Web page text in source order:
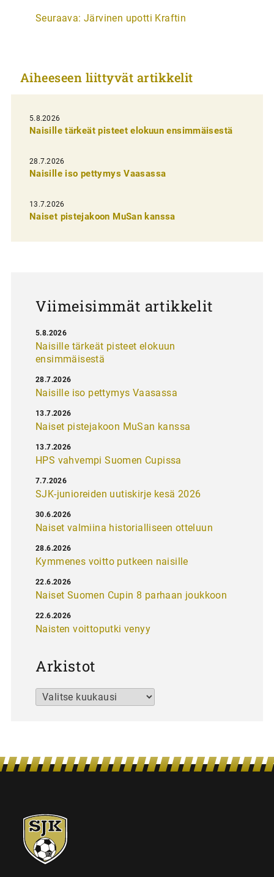
t
k
e
l
i
e
n
e
Seuraava: Järvinen upotti Kraftin
Aiheeseen liittyvät artikkelit
5.8.2026
Naisille tärkeät pisteet elokuun ensimmäisestä
28.7.2026
Naisille iso pettymys Vaasassa
13.7.2026
Naiset pistejakoon MuSan kanssa
Viimeisimmät artikkelit
Naisille tärkeät pisteet elokuun
ensimmäisestä
5.8.2026
Naisille iso pettymys Vaasassa
28.7.2026
Naiset pistejakoon MuSan kanssa
13.7.2026
HPS vahvempi Suomen Cupissa
13.7.2026
SJK-junioreiden uutiskirje kesä 2026
7.7.2026
Naiset valmiina historialliseen otteluun
30.6.2026
Kymmenes voitto putkeen naisille
28.6.2026
Naiset Suomen Cupin 8 parhaan joukkoon
22.6.2026
Naisten voittoputki venyy
22.6.2026
Arkistot
Arkistot
SJK-
juniorit